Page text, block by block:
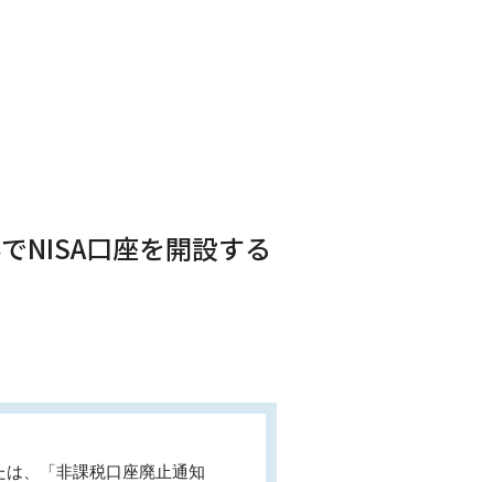
NISA口座を開設する
、「非課税口座廃止通知